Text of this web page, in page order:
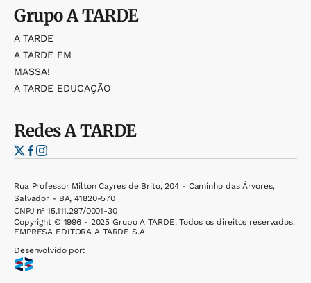
GrupoA TARDE
A TARDE
A TARDE FM
MASSA!
A TARDE EDUCAÇÃO
RedesA TARDE
Rua Professor Milton Cayres de Brito, 204 - Caminho das Árvores,
Salvador - BA, 41820-570
CNPJ nº 15.111.297/0001-30
Copyright © 1996 - 2025 Grupo A TARDE. Todos os direitos reservados.
EMPRESA EDITORA A TARDE S.A.
Desenvolvido por: